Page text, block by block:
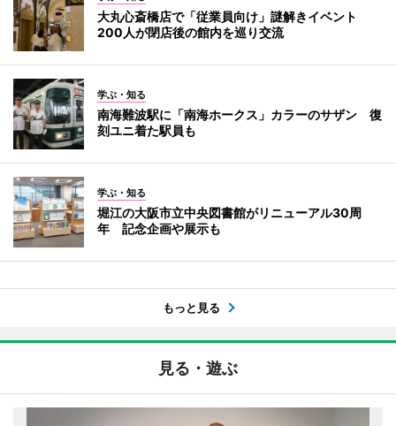
大丸心斎橋店で「従業員向け」謎解きイベント
200人が閉店後の館内を巡り交流
学ぶ・知る
南海難波駅に「南海ホークス」カラーのサザン 復
刻ユニ着た駅員も
学ぶ・知る
堀江の大阪市立中央図書館がリニューアル30周
年 記念企画や展示も
もっと見る
見る・遊ぶ